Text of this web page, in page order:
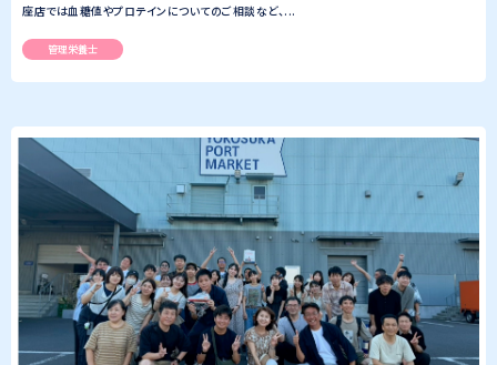
座店では血糖値やプロテインについてのご相談など、...
管理栄養士